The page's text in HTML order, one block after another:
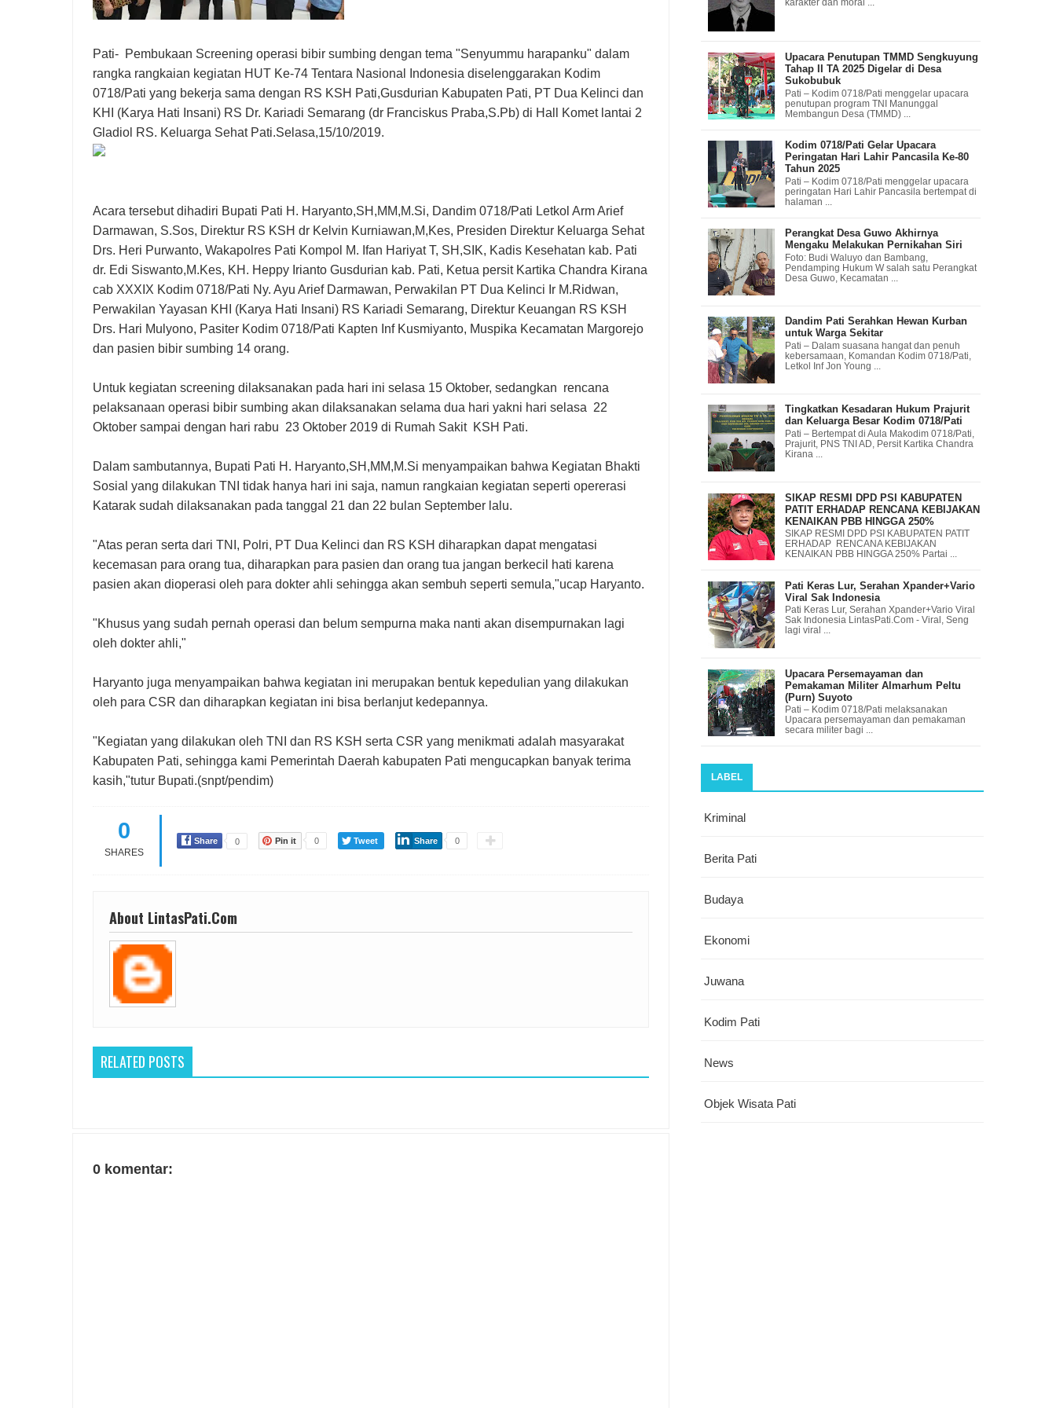
Koramil 13/Tlogowungu Gelar Patroli KDKMP dan Siskamling untuk Jaga Keamanan Wilayah
Pati- Pembukaan Screening operasi bibir sumbing dengan tema "Senyummu harapanku" dalam
rangka rangkaian kegiatan HUT Ke-74 Tentara Nasional Indonesia diselenggarakan Kodim
0718/Pati yang bekerja sama dengan RS KSH Pati,Gusdurian Kabupaten Pati, PT Dua Kelinci dan
KHI (Karya Hati Insani) RS Dr. Kariadi Semarang (dr Franciskus Praba,S.Pb) di Hall Komet lantai 2
Gladiol RS. Keluarga Sehat Pati.Selasa,15/10/2019.
Acara tersebut dihadiri Bupati Pati H. Haryanto,SH,MM,M.Si, Dandim 0718/Pati Letkol Arm Arief
Darmawan, S.Sos, Direktur RS KSH dr Kelvin Kurniawan,M,Kes, Presiden Direktur Keluarga Sehat
Drs. Heri Purwanto, Wakapolres Pati Kompol M. Ifan Hariyat T, SH,SIK, Kadis Kesehatan kab. Pati
dr. Edi Siswanto,M.Kes, KH. Heppy Irianto Gusdurian kab. Pati, Ketua persit Kartika Chandra Kirana
cab XXXIX Kodim 0718/Pati Ny. Ayu Arief Darmawan, Perwakilan PT Dua Kelinci Ir M.Ridwan,
Perwakilan Yayasan KHI (Karya Hati Insani) RS Kariadi Semarang, Direktur Keuangan RS KSH
Drs. Hari Mulyono, Pasiter Kodim 0718/Pati Kapten Inf Kusmiyanto, Muspika Kecamatan Margorejo
dan pasien bibir sumbing 14 orang.
Untuk kegiatan screening dilaksanakan pada hari ini selasa 15 Oktober, sedangkan rencana
pelaksanaan operasi bibir sumbing akan dilaksanakan selama dua hari yakni hari selasa 22
Oktober sampai dengan hari rabu 23 Oktober 2019 di Rumah Sakit KSH Pati.
Dalam sambutannya, Bupati Pati H. Haryanto,SH,MM,M.Si menyampaikan bahwa Kegiatan Bhakti
Sosial yang dilakukan TNI tidak hanya hari ini saja, namun rangkaian kegiatan seperti opererasi
Katarak sudah dilaksanakan pada tanggal 21 dan 22 bulan September lalu.
"Atas peran serta dari TNI, Polri, PT Dua Kelinci dan RS KSH diharapkan dapat mengatasi
kecemasan para orang tua, diharapkan para pasien dan orang tua jangan berkecil hati karena
pasien akan dioperasi oleh para dokter ahli sehingga akan sembuh seperti semula,"ucap Haryanto.
"Khusus yang sudah pernah operasi dan belum sempurna maka nanti akan disempurnakan lagi
oleh dokter ahli,"
Haryanto juga menyampaikan bahwa kegiatan ini merupakan bentuk kepedulian yang dilakukan
oleh para CSR dan diharapkan kegiatan ini bisa berlanjut kedepannya.
"Kegiatan yang dilakukan oleh TNI dan RS KSH serta CSR yang menikmati adalah masyarakat
Kabupaten Pati, sehingga kami Pemerintah Daerah kabupaten Pati mengucapkan banyak terima
kasih,"tutur Bupati.(snpt/pendim)
0
SHARES
Share 0 Pin it 0 Tweet Share 0
About LintasPati.Com
RELATED POSTS
0 komentar:
karakter dan moral ...
Upacara Penutupan TMMD Sengkuyung
Tahap II TA 2025 Digelar di Desa
Sukobubuk
Pati – Kodim 0718/Pati menggelar upacara
penutupan program TNI Manunggal
Membangun Desa (TMMD) ...
Kodim 0718/Pati Gelar Upacara
Peringatan Hari Lahir Pancasila Ke-80
Tahun 2025
Pati – Kodim 0718/Pati menggelar upacara
peringatan Hari Lahir Pancasila bertempat di
halaman ...
Perangkat Desa Guwo Akhirnya
Mengaku Melakukan Pernikahan Siri
Foto: Budi Waluyo dan Bambang,
Pendamping Hukum W salah satu Perangkat
Desa Guwo, Kecamatan ...
Dandim Pati Serahkan Hewan Kurban
untuk Warga Sekitar
Pati – Dalam suasana hangat dan penuh
kebersamaan, Komandan Kodim 0718/Pati,
Letkol Inf Jon Young ...
Tingkatkan Kesadaran Hukum Prajurit
dan Keluarga Besar Kodim 0718/Pati
Pati – Bertempat di Aula Makodim 0718/Pati,
Prajurit, PNS TNI AD, Persit Kartika Chandra
Kirana ...
SIKAP RESMI DPD PSI KABUPATEN
PATIT ERHADAP RENCANA KEBIJAKAN
KENAIKAN PBB HINGGA 250%
SIKAP RESMI DPD PSI KABUPATEN PATIT
ERHADAP RENCANA KEBIJAKAN
KENAIKAN PBB HINGGA 250% Partai ...
Pati Keras Lur, Serahan Xpander+Vario
Viral Sak Indonesia
Pati Keras Lur, Serahan Xpander+Vario Viral
Sak Indonesia LintasPati.Com - Viral, Seng
lagi viral ...
Upacara Persemayaman dan
Pemakaman Militer Almarhum Peltu
(Purn) Suyoto
Pati – Kodim 0718/Pati melaksanakan
Upacara persemayaman dan pemakaman
secara militer bagi ...
LABEL
Kriminal
Berita Pati
Budaya
Ekonomi
Juwana
Kodim Pati
News
Objek Wisata Pati